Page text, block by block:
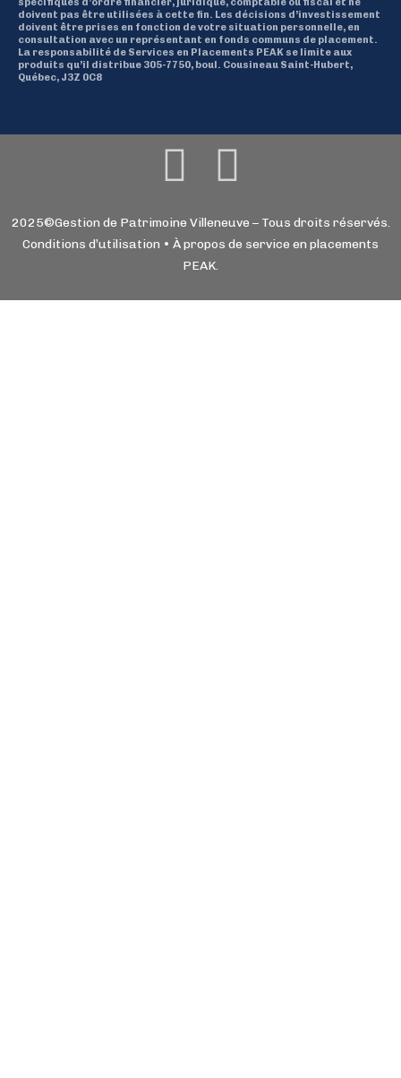
spécifiques d’ordre financier, juridique, comptable ou fiscal et ne
doivent pas être utilisées à cette fin. Les décisions d’investissement
doivent être prises en fonction de votre situation personnelle, en
consultation avec un représentant en fonds communs de placement.
La responsabilité de Services en Placements PEAK se limite aux
produits qu’il distribue 305-7750, boul. Cousineau Saint-Hubert,
Québec, J3Z 0C8
2025©Gestion de Patrimoine Villeneuve – Tous droits réservés.
Conditions d’utilisation • À propos de service en placements
PEAK.